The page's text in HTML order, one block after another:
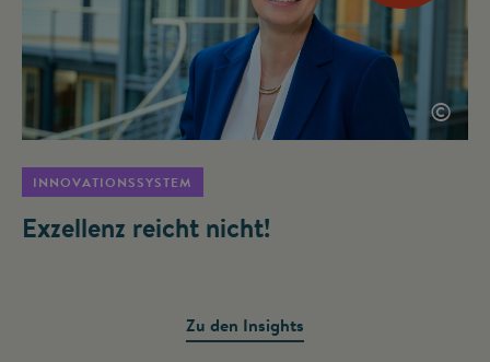
©
INNOVATIONSSYSTEM
Exzellenz reicht nicht!
Zu den Insights